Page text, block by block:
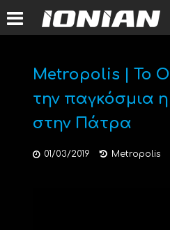
Metropolis | Το
την παγκόσμια
στην Πάτρα
01/03/2019 Metropolis